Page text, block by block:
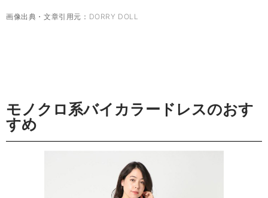
画像出典・文章引用元： DORRY DOLL
モノクロ系バイカラードレスのおす
すめ